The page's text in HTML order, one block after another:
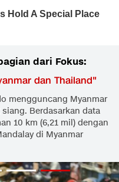
dari Fokus:
dan Thailand"
mengguncang Myanmar
Berdasarkan data
10 km (6,21 mil) dengan
di Myanmar